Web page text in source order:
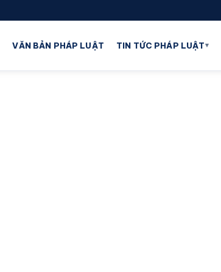
VĂN BẢN PHÁP LUẬT TIN TỨC PHÁP LUẬT▾